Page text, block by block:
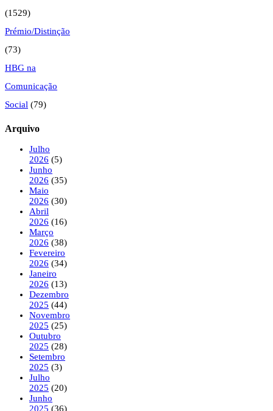
(1529)
Prémio/Distinção
(73)
HBG na
Comunicação
Social (79)
Arquivo
Julho
2026 (5)
Junho
2026 (35)
Maio
2026 (30)
Abril
2026 (16)
Março
2026 (38)
Fevereiro
2026 (34)
Janeiro
2026 (13)
Dezembro
2025 (44)
Novembro
2025 (25)
Outubro
2025 (28)
Setembro
2025 (3)
Julho
2025 (20)
Junho
2025 (36)